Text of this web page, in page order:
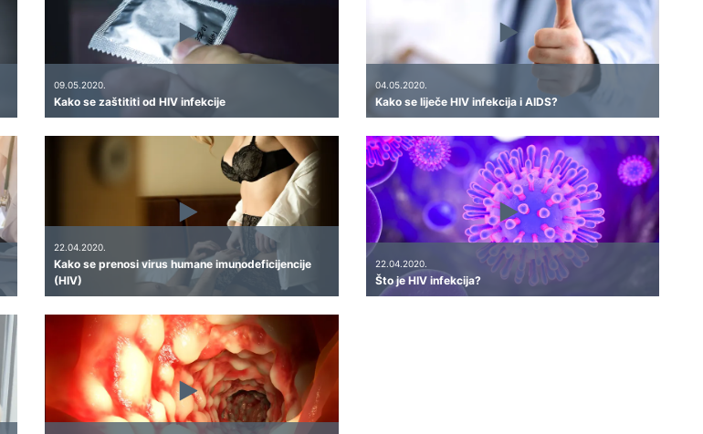
09.05.2020.
Kako se zaštititi od HIV infekcije
04.05.2020.
Kako se liječe HIV infekcija i AIDS?
22.04.2020.
Kako se prenosi virus humane imunodeficijencije
(HIV)
22.04.2020.
Što je HIV infekcija?